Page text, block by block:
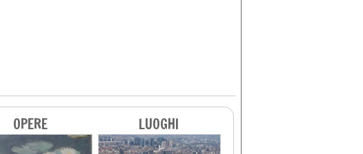
OPERE LUOGHI